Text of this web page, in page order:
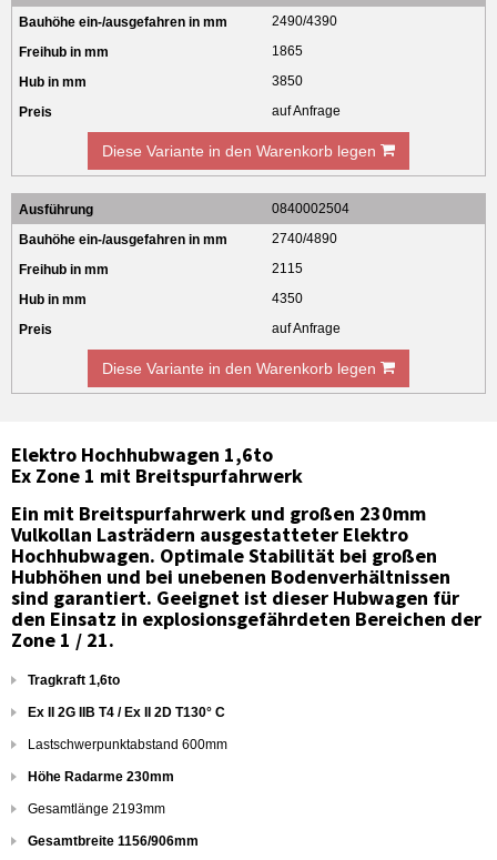
2490/4390
1865
3850
auf Anfrage
Diese Variante in den Warenkorb legen
0840002504
2740/4890
2115
4350
auf Anfrage
Diese Variante in den Warenkorb legen
Elektro Hochhubwagen 1,6to
Ex Zone 1 mit Breitspurfahrwerk
Ein mit Breitspurfahrwerk und großen 230mm
Vulkollan Lasträdern ausgestatteter Elektro
Hochhubwagen. Optimale Stabilität bei großen
Hubhöhen und bei unebenen Bodenverhältnissen
sind garantiert. Geeignet ist dieser Hubwagen für
den Einsatz in explosionsgefährdeten Bereichen der
Zone 1 / 21.
Tragkraft 1,6to
Ex II 2G IIB T4 / Ex II 2D T130° C
Lastschwerpunktabstand 600mm
Höhe Radarme 230mm
Gesamtlänge 2193mm
Gesamtbreite 1156/906mm